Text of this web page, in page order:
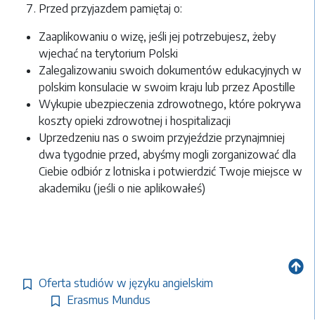
Przed przyjazdem pamiętaj o:
Zaaplikowaniu o wizę, jeśli jej potrzebujesz, żeby
wjechać na terytorium Polski
Zalegalizowaniu swoich dokumentów edukacyjnych w
polskim konsulacie w swoim kraju lub przez Apostille
Wykupie ubezpieczenia zdrowotnego, które pokrywa
koszty opieki zdrowotnej i hospitalizacji
Uprzedzeniu nas o swoim przyjeździe przynajmniej
dwa tygodnie przed, abyśmy mogli zorganizować dla
Ciebie odbiór z lotniska i potwierdzić Twoje miejsce w
akademiku (jeśli o nie aplikowałeś)
Oferta studiów w języku angielskim
Erasmus Mundus